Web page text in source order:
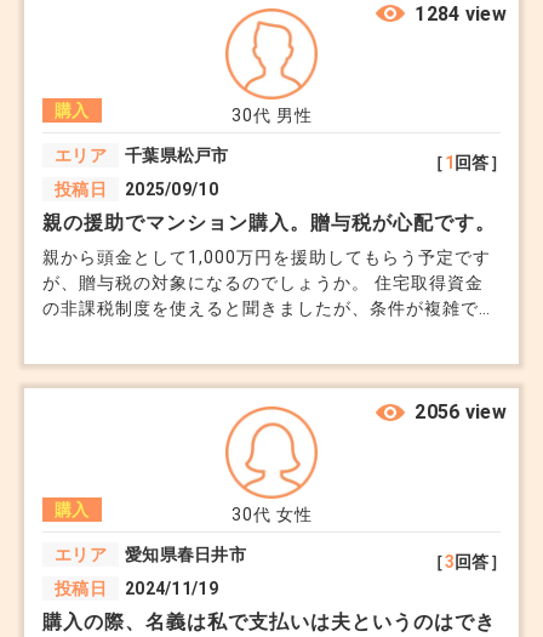
ご参考となれば幸いです。
ので、今後も大きく崩れにくいと不動産屋からは言われ
ました。 でも、タワーマンションが多い分、将来一斉
に売りが出たり、修繕費が上がったりしたら価格が下が
るのでは、、、と踏み切れません。 夫は「住みたい街
で買えるなら買った方がいい」と前向きです。 私は、
今が高値のピークだったらどうしようと不安です。
30代 男性
購入
エリア
千葉県松戸市
投稿日
2025/09/10
［1 回答］
1284 view
親の援助でマンション購入。贈与税が心配です。
親から頭金として1,000万円を援助してもらう予定です
が、贈与税の対象になるのでしょうか。 住宅取得資金
の非課税制度を使えると聞きましたが、条件が複雑で理
30代 女性
購入
エリア
愛知県春日井市
投稿日
2024/11/19
［3回答］
2056 view
購入の際、名義は私で支払いは夫というのはでき